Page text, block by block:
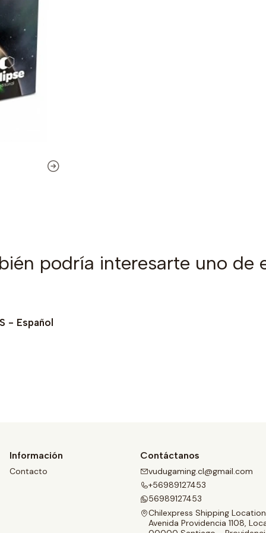
podría interesarte uno de
- Español
Información
Contacto
Contáctanos
vudugaming.cl@gmail.com
+56989127453
56989127453
Chilexpress Shipping Location
Avenida Providencia 1108,